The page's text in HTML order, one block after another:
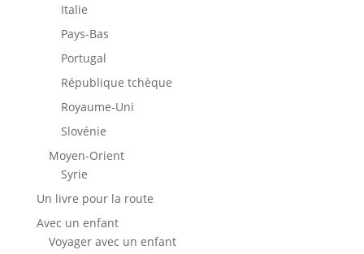
Italie
Pays-Bas
Portugal
République tchèque
Royaume-Uni
Slovénie
Moyen-Orient
Syrie
Un livre pour la route
Avec un enfant
Voyager avec un enfant